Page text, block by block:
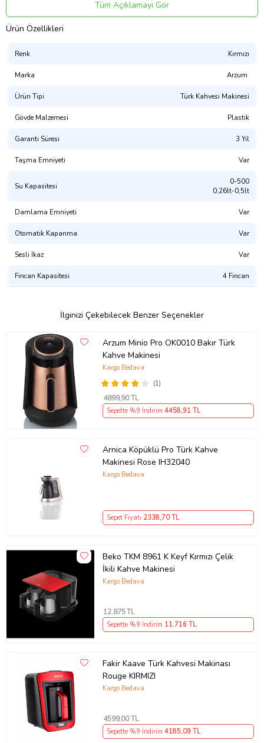
Tüm Açıklamayı Gör
Ürün Özellikleri
Renk Kırmızı
Marka Arzum
Ürün Tipi Türk Kahvesi Makinesi
Gövde Malzemesi Plastik
Garanti Süresi 3 Yıl
Taşma Emniyeti Var
Su Kapasitesi
0-500
0,26lt-0,5lt
Damlama Emniyeti Var
Otomatik Kapanma Var
Sesli İkaz Var
Fincan Kapasitesi 4 Fincan
İlginizi Çekebilecek Benzer Seçenekler
Arzum Minio Pro OK0010 Bakır Türk
Kahve Makinesi
(1)
Kargo Bedava
4899,90 TL
Sepette %9 İndirim 4458,91 TL
Arnica Köpüklü Pro Türk Kahve
Makinesi Rose IH32040
Kargo Bedava
Sepet Fiyatı 2338,70 TL
Beko TKM 8961 K Keyf Kırmızı Çelik
İkili Kahve Makinesi
Kargo Bedava
12.875TL
Sepette %9 İndirim 11.716TL
Fakir Kaave Türk Kahvesi Makinası
Rouge KIRMIZI
Kargo Bedava
4599,00 TL
Sepette %9 İndirim 4185,09 TL